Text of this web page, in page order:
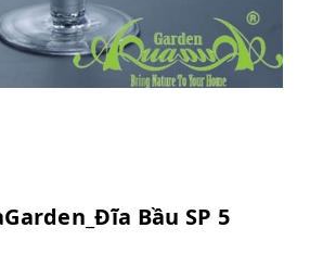
Bầu SP 5